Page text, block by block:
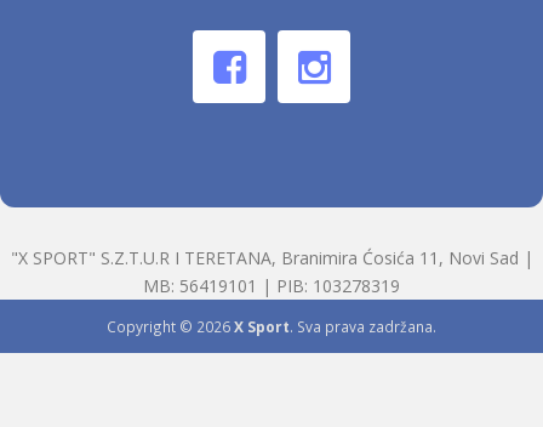
"X SPORT" S.Z.T.U.R I TERETANA, Branimira Ćosića 11, Novi Sad |
MB: 56419101 | PIB: 103278319
Copyright © 2026X Sport. Sva prava zadržana.